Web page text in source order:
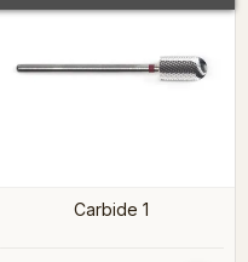
Carbide 1